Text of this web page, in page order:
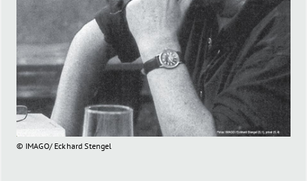
© IMAGO/ Eckhard Stengel